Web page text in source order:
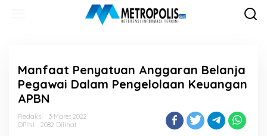
Manfaat Penyatuan Anggaran Belanja
Pegawai Dalam Pengelolaan Keuangan
APBN
Redaksi
3 Maret 2022
OPINI
2082 Dilihat